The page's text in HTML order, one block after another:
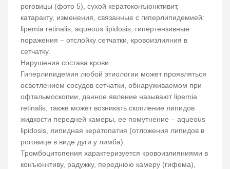
роговицы (фото 5), сухой кератоконъюнктивит,
катаракту, изменения, связанные с гиперлипидемией:
lipemia retinalis, aqueous lipidosis, гипертензивные
поражения – отслойку сетчатки, кровоизлияния в
сетчатку.
Нарушения состава крови
Гиперлипидемия любой этиологии может проявляться
осветлением сосудов сетчатки, обнаруживаемом при
офтальмоскопии, данное явление называют lipemia
retinalis, также может возникать скопление липидов
жидкости передней камеры, ее помутнение – aqueous
lipidosis, липидная кератопатия (отложения липидов в
роговице в виде дуги у лимба).
Тромбоцитопения характеризуется кровоизлияниями в
конъюнктиву, радужку, переднюю камеру (гифема),